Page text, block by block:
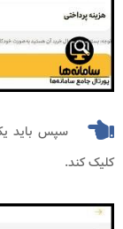
سپس باید
کلیک کند.